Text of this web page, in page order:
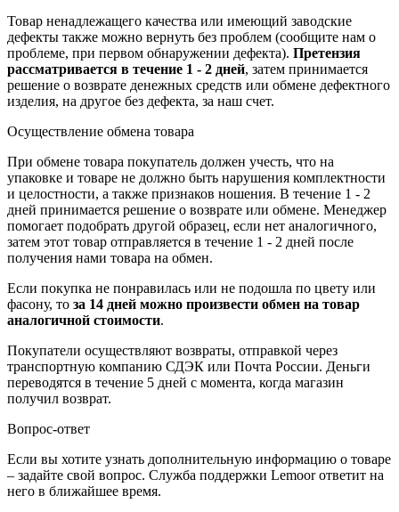
Товар ненадлежащего качества или имеющий заводские
дефекты также можно вернуть без проблем (сообщите нам о
проблеме, при первом обнаружении дефекта). Претензия
рассматривается в течение 1 - 2 дней, затем принимается
решение о возврате денежных средств или обмене дефектного
изделия, на другое без дефекта, за наш счет.
Осуществление обмена товара
При обмене товара покупатель должен учесть, что на
упаковке и товаре не должно быть нарушения комплектности
и целостности, а также признаков ношения. В течение 1 - 2
дней принимается решение о возврате или обмене. Менеджер
помогает подобрать другой образец, если нет аналогичного,
затем этот товар отправляется в течение 1 - 2 дней после
получения нами товара на обмен.
Если покупка не понравилась или не подошла по цвету или
фасону, то за 14 дней можно произвести обмен на товар
аналогичной стоимости.
Покупатели осуществляют возвраты, отправкой через
транспортную компанию СДЭК или Почта России. Деньги
переводятся в течение 5 дней с момента, когда магазин
получил возврат.
Вопрос-ответ
Если вы хотите узнать дополнительную информацию о товаре
– задайте свой вопрос. Служба поддержки Lemoor ответит на
него в ближайшее время.